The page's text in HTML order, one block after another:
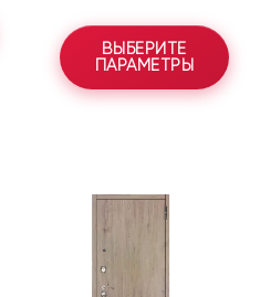
ВЫБЕРИТЕ
ПАРАМЕТРЫ
товар